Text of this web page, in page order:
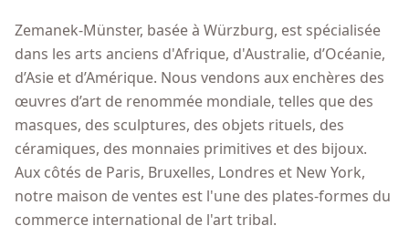
Zemanek-Münster, basée à Würzburg, est spécialisée
dans les arts anciens d'Afrique, d'Australie, d’Océanie,
d’Asie et d’Amérique. Nous vendons aux enchères des
œuvres d’art de renommée mondiale, telles que des
masques, des sculptures, des objets rituels, des
céramiques, des monnaies primitives et des bijoux.
Aux côtés de Paris, Bruxelles, Londres et New York,
notre maison de ventes est l'une des plates-formes du
commerce international de l'art tribal.